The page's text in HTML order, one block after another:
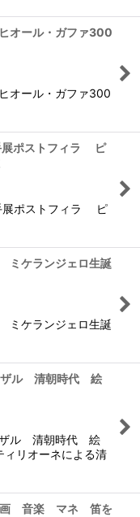
オール・ガファ300
ール・ガファ300
ポストフィラ ピ
展ポストフィラ ピ
ケランジェロ生誕
ケランジェロ生誕
ル 清朝時代 絵
ル 清朝時代 絵
リオーネによる清
画 音楽 マネ 笛を